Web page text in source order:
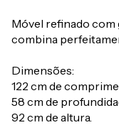
Móvel refinado com
combina
Dimensões:
122 cm de
58 cm de
92 cm de altura.